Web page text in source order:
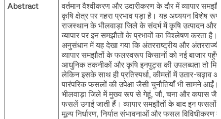
Abstract
वर्तमान वैश्वीकरण और उदारीकरण के दौर में व्यापार
कृषि क्षेत्र पर गहरा प्रभाव पड़ा है। यह अध्ययन विशेष
राजस्थान के भीलवाड़ा जिले के संदर्भ में कृषि उत्पादन और
व्यापार पर इन समझौतों के प्रभावों का विश्लेषण करता है।
अनुसंधान में यह देखा गया कि अंतरराष्ट्रीय और
व्यापार समझौतों के फलस्वरूप किसानों को नई बाजार
आधुनिक तकनीकों और कृषि इनपुट्स की उपलब्धता तो
लेकिन इसके साथ ही प्रतिस्पर्धा, कीमतों में उतार-चढ़ाव
पारंपरिक फसलों की उपेक्षा जैसी चुनौतियाँ भी सामने आईं।
भीलवाड़ा जिले में मुख्य रूप से गेहूं, जौ, चना और कपास
फसलें उगाई जाती हैं। व्यापार समझौतों के बाद इन फसलों
मूल्य निर्धारण, निर्यात संभावनाओं और फसल विविधीकरण में